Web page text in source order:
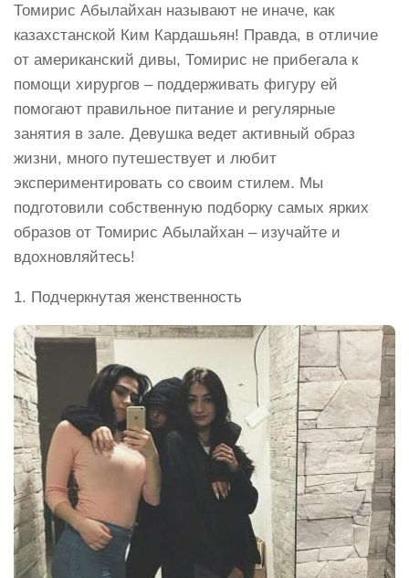
Томирис Абылайхан называют не иначе, как
казахстанской Ким Кардашьян! Правда, в отличие
от американский дивы, Томирис не прибегала к
помощи хирургов – поддерживать фигуру ей
помогают правильное питание и регулярные
занятия в зале. Девушка ведет активный образ
жизни, много путешествует и любит
экспериментировать со своим стилем. Мы
подготовили собственную подборку самых ярких
образов от Томирис Абылайхан – изучайте и
вдохновляйтесь!
1. Подчеркнутая женственность